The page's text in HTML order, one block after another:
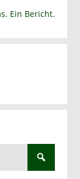
Ein Bericht.